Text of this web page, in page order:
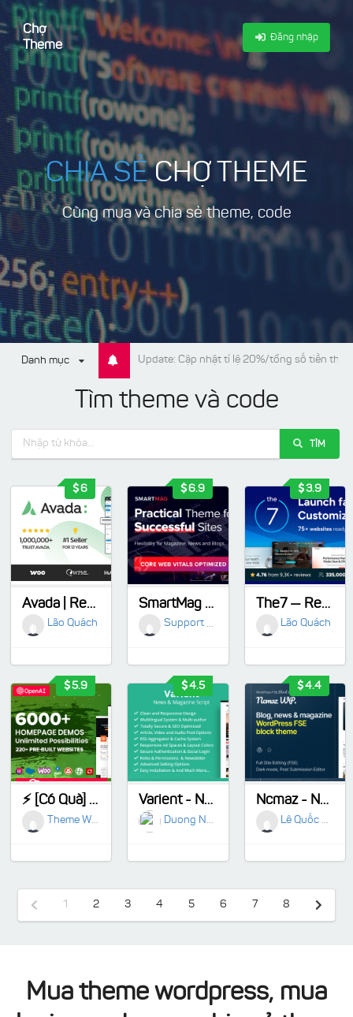
Chợ
Theme
Đăng nhập
CHIA SẺCHỢ THEME
Cùng mua và chia sẻ theme, code
Danh mục Update: Cập nhật tỉ lệ 20%/tổng số tiền
Tìm theme và code
TÌM
Avada | Responsive Multi-Purpose Theme
Lão Quách
6
SmartMag - Newspaper Magazine & News WordPress
Support 02242
6.9
The7 — Responsive Multi-Purpose WordPress Theme
Lão Quách
3.9
⚡ [Có Quà] Soledad - Multi-Concept Blog Magazine WordPress Theme
Theme Wordpress
5.9
Varient - News & Magazine Script
Duong Nguyen
4.5
Ncmaz - News Magazine & Podcast WordPress Theme
Lê Quốc Khôi
4.4
1 2 3 4 5 6 7 8
Mua theme wordpress, mua